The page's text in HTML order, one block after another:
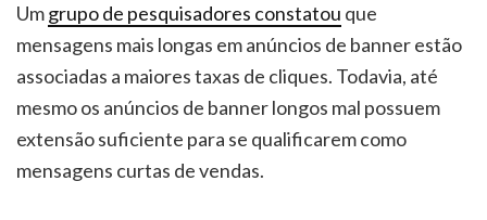
Umgrupo de pesquisadores constatou que
mensagens mais longas em anúncios de banner estão
associadas a maiores taxas de cliques. Todavia, até
mesmo os anúncios de banner longos mal possuem
extensão suficiente para se qualificarem como
mensagens curtas de vendas.